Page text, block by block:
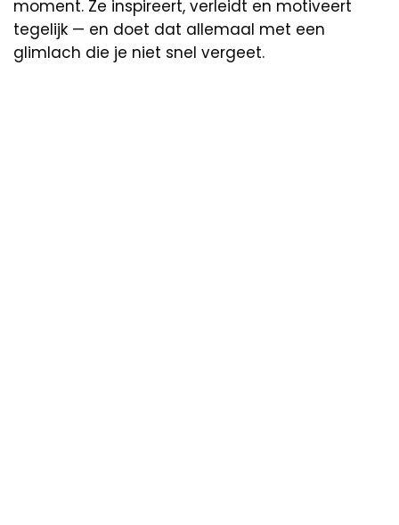
moment. Ze inspireert, verleidt en motiveert
tegelijk — en doet dat allemaal met een
glimlach die je niet snel vergeet.